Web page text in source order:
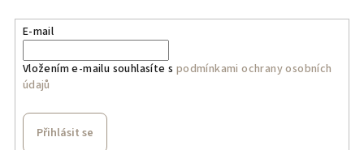
E-mail
Vložením e-mailu souhlasíte s podmínkami ochrany osobních
údajů
Přihlásit se